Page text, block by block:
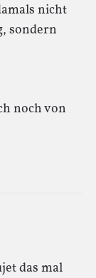
nicht
sondern
noch von
das mal